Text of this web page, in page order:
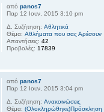
απόpanos7
Παρ 12 Ιουν, 2015 3:10 pm
Δ. Συζήτηση:Αθλητικά
Θέμα:Αθλήματα που σας Αρέσουν
Απαντήσεις:42
Προβολές: 17839
απόpanos7
Παρ 12 Ιουν, 2015 3:04 pm
Δ. Συζήτηση:Ανακοινώσεις
Θέμα: